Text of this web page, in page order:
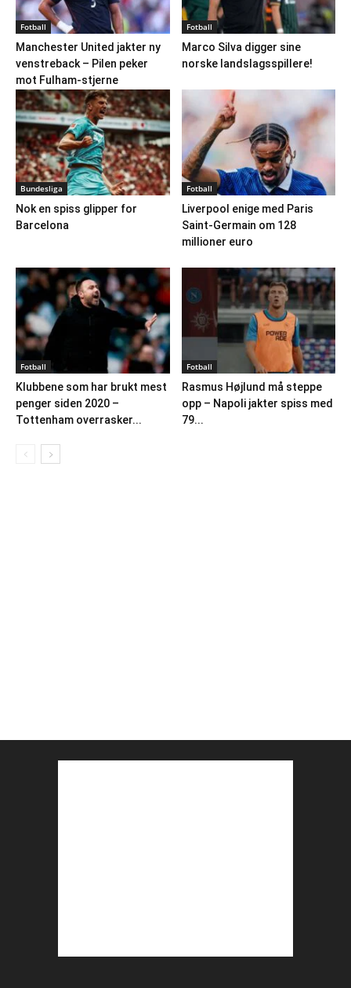
Fotball
Manchester United jakter ny
venstreback – Pilen peker
mot Fulham-stjerne
Fotball
Marco Silva digger sine
norske landslagsspillere!
Bundesliga
Nok en spiss glipper for
Barcelona
Fotball
Liverpool enige med Paris
Saint-Germain om 128
millioner euro
Fotball
Klubbene som har brukt mest
penger siden 2020 –
Tottenham overrasker...
Fotball
Rasmus Højlund må steppe
opp – Napoli jakter spiss med
79...